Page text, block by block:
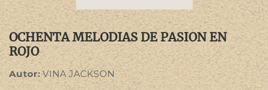
OCHENTA MELODIAS DE PASION EN
ROJO
Autor:VINA JACKSON